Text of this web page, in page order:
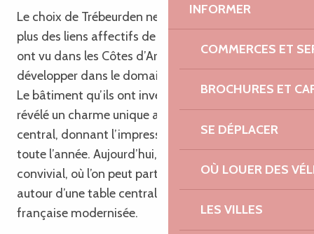
INFORMER
COMMERCES ET
BROCHURES ET
SE DÉPLACER
OÙ LOUER DES
LES VILLES
Le choix de Trébeurden ne doit rien au hasard. En
plus des liens affectifs de Chloé avec cette ville, ils
ont vu dans les Côtes d’Armor un potentiel à
développer dans le domaine de la restauration.
Le bâtiment qu’ils ont investi, bien que délabré, a
révélé un charme unique avec son puits de lumière
central, donnant l’impression d’être en terrasse
toute l’année. Aujourd’hui, ils en ont fait un lieu
convivial, où l’on peut partager de bons moments
autour d’une table centrale et d’une cuisine
française modernisée.